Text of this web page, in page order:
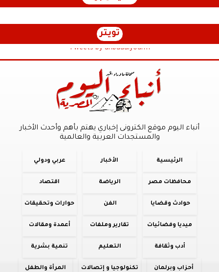
تويتر
Tweets by anbaaalyoum1
أنباء اليوم موقع الكترونى إخباري يهتم بأهم وأحدث الأخبار
والمستجدات العربية والعالمية
الرئيسية الأخبار عربي ودولي
محافظات مصر الرياضة اقتصاد
حوادث وقضايا الفن حوارات وتحقيقات
ميديا وفضائيات تقارير وملفات أعمدة ومقالات
أدب وثقافة التعليم تنمية بشرية
أحزاب وبرلمان تكنولوجيا و إتصالات المرأة والطفل